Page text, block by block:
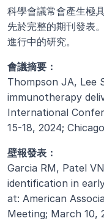
科學會議常會產生極
先於完整的期刊發表
進行中的研究。
會議摘要：
Thompson JA, Lee
immunotherapy
International
15-18, 2024;
壁報發表：
Garcia RM, Patel
identification in
at: American
Meeting; March 10,